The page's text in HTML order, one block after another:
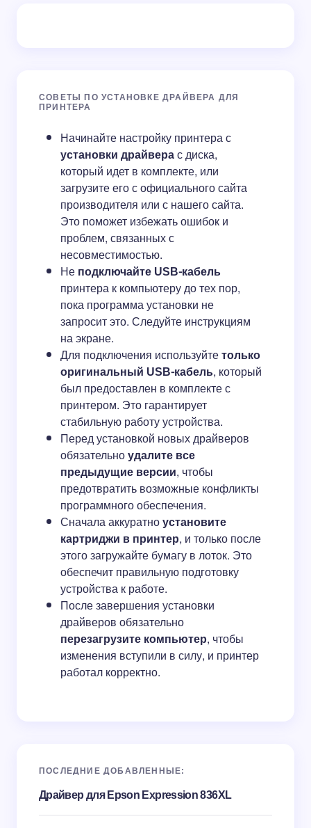
СОВЕТЫ ПО УСТАНОВКЕ ДРАЙВЕРА ДЛЯ
ПРИНТЕРА
Начинайте настройку принтера с
установки драйверас диска,
который идет в комплекте, или
загрузите его с официального сайта
производителя или с нашего сайта.
Это поможет избежать ошибок и
проблем, связанных с
несовместимостью.
Неподключайте USB-кабель
принтера к компьютеру до тех пор,
пока программа установки не
запросит это. Следуйте инструкциям
на экране.
Для подключения используйтетолько
оригинальный USB-кабель, который
был предоставлен в комплекте с
принтером. Это гарантирует
стабильную работу устройства.
Перед установкой новых драйверов
обязательноудалите все
предыдущие версии, чтобы
предотвратить возможные конфликты
программного обеспечения.
Сначала аккуратноустановите
картриджи в принтер, и только после
этого загружайте бумагу в лоток. Это
обеспечит правильную подготовку
устройства к работе.
После завершения установки
драйверов обязательно
перезагрузите компьютер, чтобы
изменения вступили в силу, и принтер
работал корректно.
ПОСЛЕДНИЕ ДОБАВЛЕННЫЕ:
Драйвер для Epson Expression 836XL